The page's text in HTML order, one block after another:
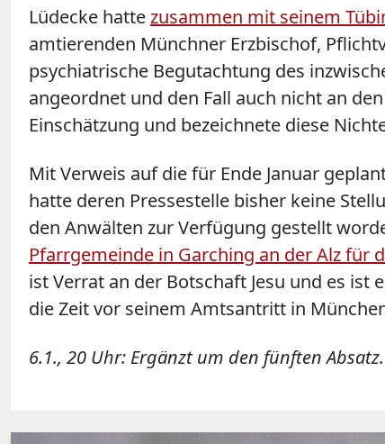
Lüdecke hattezusammen mit seinem
amtierenden Münchner Erzbischof,
psychiatrische Begutachtung des
angeordnet und den Fall auch nicht an
Einschätzung und bezeichnete diese
Mit Verweis auf die für Ende Januar
hatte deren Pressestelle bisher keine
den Anwälten zur Verfügung gestellt
Pfarrgemeinde in Garching an der Alz
ist Verrat an der Botschaft Jesu und es
die Zeit vor seinem Amtsantritt in
6.1., 20 Uhr: Ergänzt um den fünften Absatz.